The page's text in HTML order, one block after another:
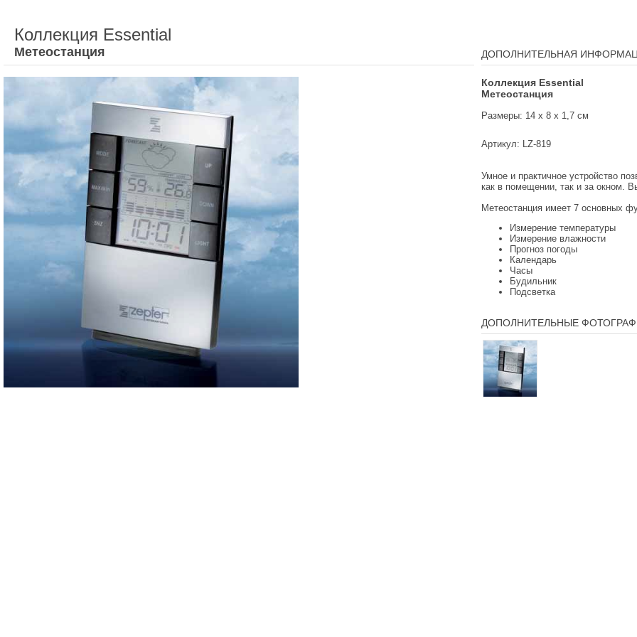
Коллекция Essential
Метеостанция ДОПОЛНИТЕЛЬНАЯ
Коллекция Essential
Метеостанция
Размеры: 14 x 8 x 1,7 см
Артикул: LZ-819
Умное и практичное устройство
как в помещении, так и за окном.
Метеостанция имеет 7 основных
Измерение температуры
Измерение влажности
Прогноз погоды
Календарь
Часы
Будильник
Подсветка
ДОПОЛНИТЕЛЬНЫЕ